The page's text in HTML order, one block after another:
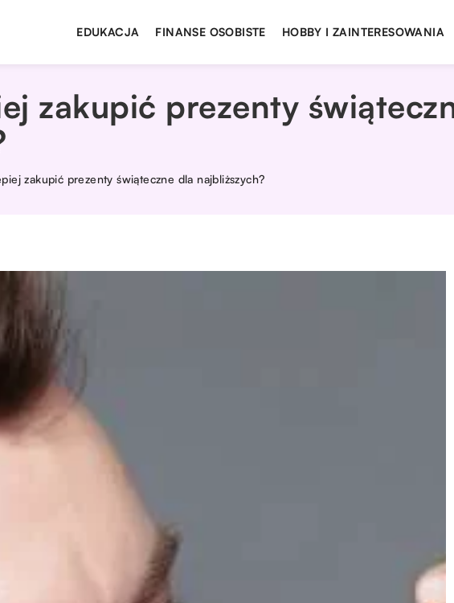
EDUKACJA FINANSE OSOBISTE HOBBY I ZAINTERESOWANIA
zakupić prezenty
zakupić prezenty świąteczne dla najbliższych?